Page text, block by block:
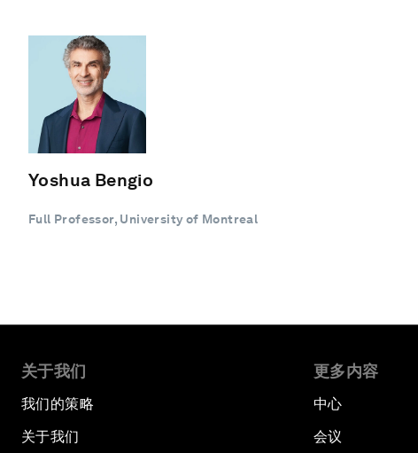
Yoshua Bengio
Full Professor, University of Montreal
关于我们
我们的策略
关于我们
更多内容
中心
会议